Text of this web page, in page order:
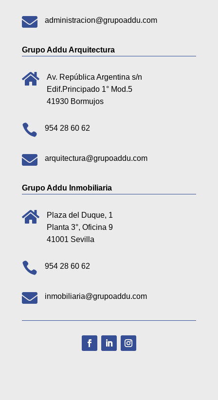
 administracion@grupoaddu.com
Grupo Addu Arquitectura

Av. República Argentina s/n
Edif.Principado 1° Mod.5
41930 Bormujos
 954 28 60 62
 arquitectura@grupoaddu.com
Grupo Addu Inmobiliaria

Plaza del Duque, 1
Planta 3°, Oficina 9
41001 Sevilla
 954 28 60 62
 inmobiliaria@grupoaddu.com